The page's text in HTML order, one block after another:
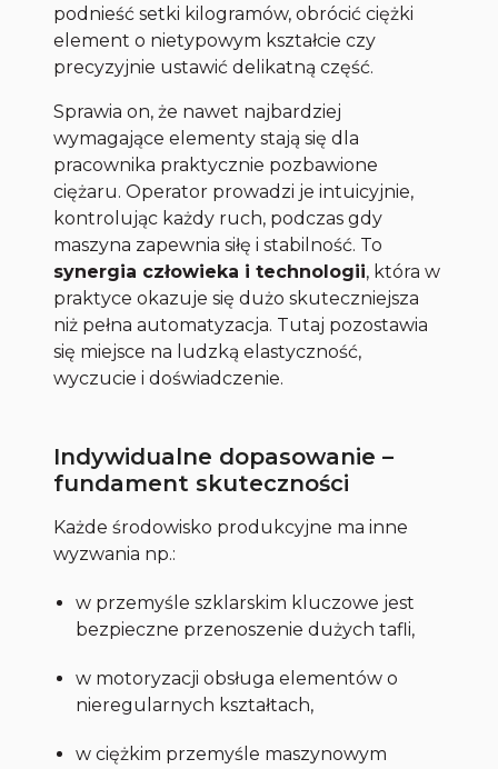
podnieść setki kilogramów, obrócić ciężki
element o nietypowym kształcie czy
precyzyjnie ustawić delikatną część.
Sprawia on, że nawet najbardziej
wymagające elementy stają się dla
pracownika praktycznie pozbawione
ciężaru. Operator prowadzi je intuicyjnie,
kontrolując każdy ruch, podczas gdy
maszyna zapewnia siłę i stabilność. To
synergia człowieka i technologii, która w
praktyce okazuje się dużo skuteczniejsza
niż pełna automatyzacja. Tutaj pozostawia
się miejsce na ludzką elastyczność,
wyczucie i doświadczenie.
Indywidualne dopasowanie –
fundament skuteczności
Każde środowisko produkcyjne ma inne
wyzwania np.:
w przemyśle szklarskim kluczowe jest
bezpieczne przenoszenie dużych tafli,
w motoryzacji obsługa elementów o
nieregularnych kształtach,
w ciężkim przemyśle maszynowym